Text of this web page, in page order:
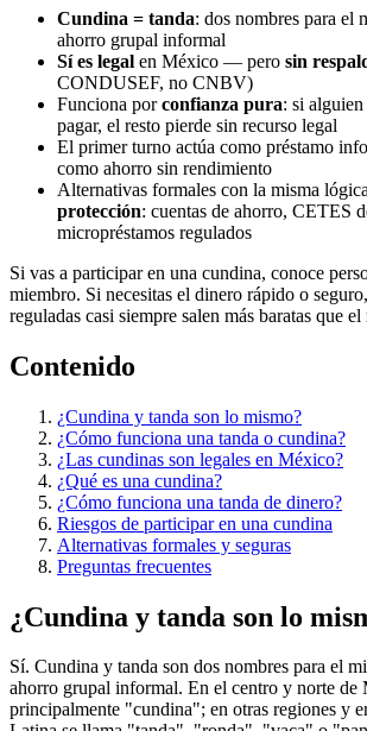
Cundina = tanda: dos nombres para el
ahorro grupal informal
Sí es legal en México — pero sin
CONDUSEF, no CNBV)
Funciona porconfianza pura: si
pagar, el resto pierde sin recurso legal
El primer turno actúa como préstamo
como ahorro sin rendimiento
Alternativas formales con la misma
protección: cuentas de ahorro, CETES
micropréstamos regulados
Si vas a participar en una cundina, conoce
miembro. Si necesitas el dinero rápido o
reguladas casi siempre salen más baratas que
Contenido
¿Cundina y tanda son lo mismo?
¿Cómo funciona una tanda o cundina?
¿Las cundinas son legales en México?
¿Qué es una cundina?
¿Cómo funciona una tanda de dinero?
Riesgos de participar en una cundina
Alternativas formales y seguras
Preguntas frecuentes
¿Cundina y tanda son lo
Sí. Cundina y tanda son dos nombres para el
ahorro grupal informal. En el centro y norte de
principalmente "cundina"; en otras regiones y